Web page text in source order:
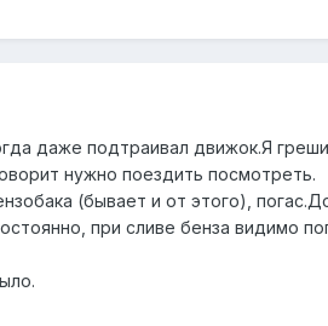
даже подтраивал движок.Я
нужно поездить посмотреть.
(бывает и от этого),
при сливе бенза видимо